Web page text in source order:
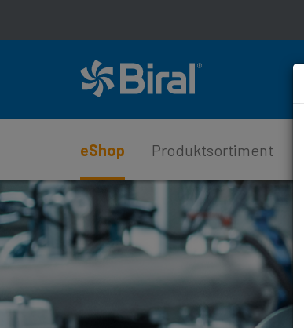
eShop Produktsortiment